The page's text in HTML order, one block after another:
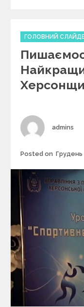
C
a
e
g
o
s
ГОЛОВНИЙ
Author
admins
Posted on Грудень